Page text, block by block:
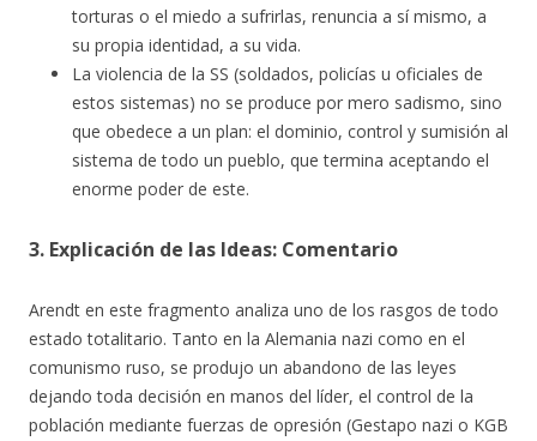
torturas o el miedo a sufrirlas, renuncia a sí mismo, a
su propia identidad, a su vida.
La violencia de la SS (soldados, policías u oficiales de
estos sistemas) no se produce por mero sadismo, sino
que obedece a un plan: el dominio, control y sumisión al
sistema de todo un pueblo, que termina aceptando el
enorme poder de este.
3. Explicación de las Ideas: Comentario
Arendt en este fragmento analiza uno de los rasgos de todo
estado totalitario. Tanto en la Alemania nazi como en el
comunismo ruso, se produjo un abandono de las leyes
dejando toda decisión en manos del líder, el control de la
población mediante fuerzas de opresión (Gestapo nazi o KGB